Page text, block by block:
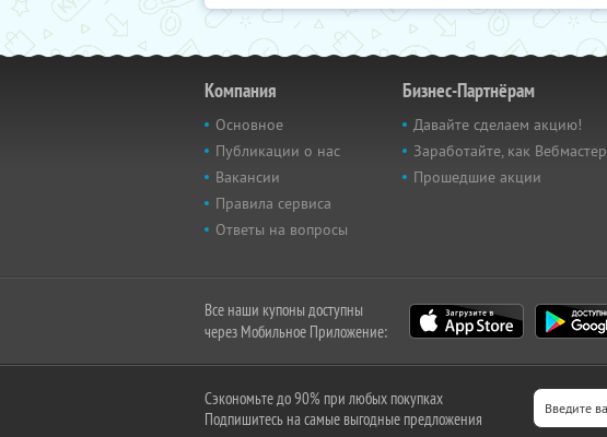
Компания
Основное
Публикации о нас
Вакансии
Правила сервиса
Ответы на вопросы
Бизнес-Партнёрам
Давайте сделаем акцию!
Заработайте, как Вебмастер
Прошедшие акции
Все наши купоны доступны
через Мобильное Приложение:
Сэкономьте до 90% при любых покупках
Подпишитесь на самые выгодные предложения